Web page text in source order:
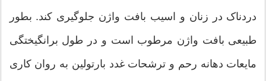
دردناک در زنان و اسیب بافت واژن جلوگیری کند. بطور
طبیعی بافت واژن مرطوب است و در طول برانگیختگی
مایعات دهانه رحم و ترشحات غدد بارتولین به روان کاری